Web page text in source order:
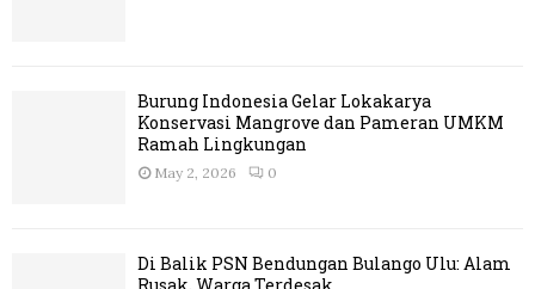
Burung Indonesia Gelar Lokakarya
Konservasi Mangrove dan Pameran UMKM
Ramah Lingkungan
May 2, 2026 0
Di Balik PSN Bendungan Bulango Ulu: Alam